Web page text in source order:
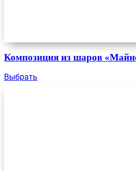
Композиция из шаров
Выбрать